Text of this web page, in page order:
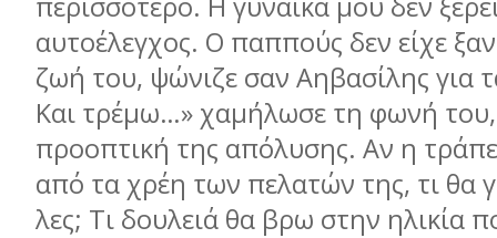
αυτοέλεγχος. Ο παππούς δεν είχε
ζωή του, ψώνιζε σαν Αηβασίλης για
Και τρέμω…» χαμήλωσε τη φωνή
προοπτική της απόλυσης. Αν η
από τα χρέη των πελατών της, τι θα
λες; Τι δουλειά θα βρω στην ηλικία